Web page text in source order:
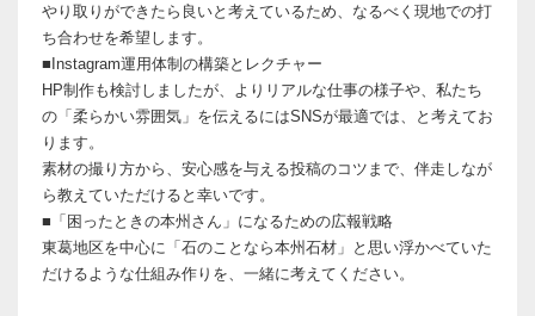
やり取りができたら良いと考えているため、なるべく現地での打
ち合わせを希望します。
■Instagram運用体制の構築とレクチャー
HP制作も検討しましたが、よりリアルな仕事の様子や、私たち
の「柔らかい雰囲気」を伝えるにはSNSが最適では、と考えてお
ります。
素材の撮り方から、安心感を与える投稿のコツまで、伴走しなが
ら教えていただけると幸いです。
■「困ったときの本州さん」になるための広報戦略
東葛地区を中心に「石のことなら本州石材」と思い浮かべていた
だけるような仕組み作りを、一緒に考えてください。